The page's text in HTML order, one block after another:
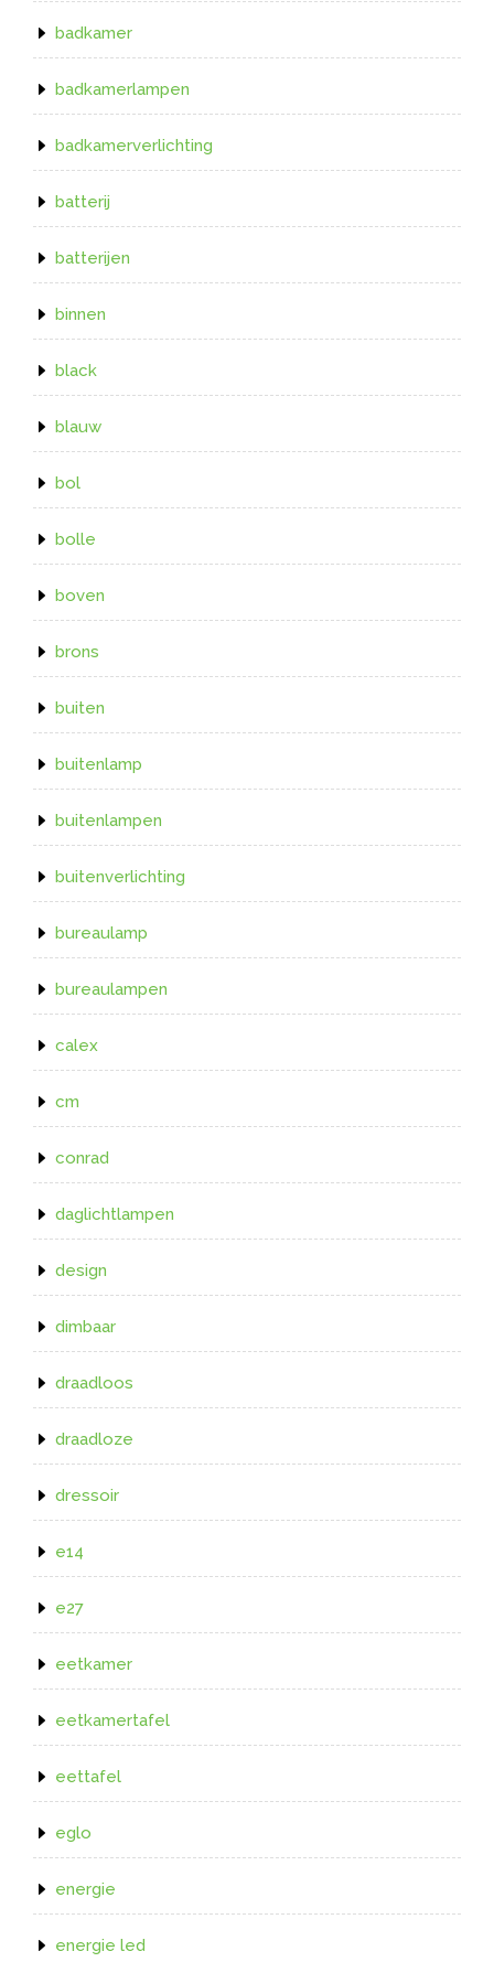
badkamer
badkamerlampen
badkamerverlichting
batterij
batterijen
binnen
black
blauw
bol
bolle
boven
brons
buiten
buitenlamp
buitenlampen
buitenverlichting
bureaulamp
bureaulampen
calex
cm
conrad
daglichtlampen
design
dimbaar
draadloos
draadloze
dressoir
e14
e27
eetkamer
eetkamertafel
eettafel
eglo
energie
energie led